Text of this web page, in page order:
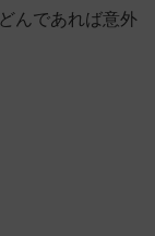
んであれば意外